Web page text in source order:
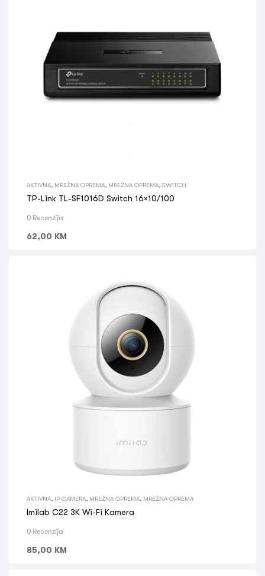
AKTIVNA MREŽNA OPREMA MREŽNA OPREMA SWITCH
TP-Link TL-SF1016D Switch 16×10/100
0 Recenzija
62,00 KM
AKTIVNA IP CAMERA MREŽNA OPREMA MREŽNA OPREMA
Imilab C22 3K Wi-Fi Kamera
0 Recenzija
85,00 KM